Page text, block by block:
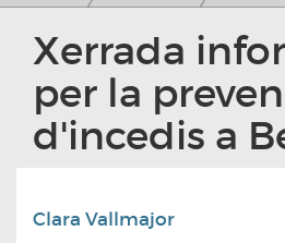
Xerrada
per la
d'incedis a
Clara Vallmajor